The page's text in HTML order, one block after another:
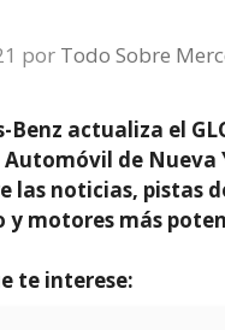
por Todo Sobre
Benz actualiza el
Automóvil de Nueva
las noticias, pistas
y motores más
te interese: